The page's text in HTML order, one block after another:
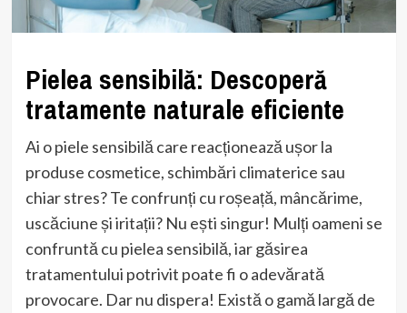
Pielea sensibilă: Descoperă
tratamente naturale eficiente
Ai o piele sensibilă care reacționează ușor la
produse cosmetice, schimbări climaterice sau
chiar stres? Te confrunți cu roșeață, mâncărime,
uscăciune și iritații? Nu ești singur! Mulți oameni se
confruntă cu pielea sensibilă, iar găsirea
tratamentului potrivit poate fi o adevărată
provocare. Dar nu dispera! Există o gamă largă de